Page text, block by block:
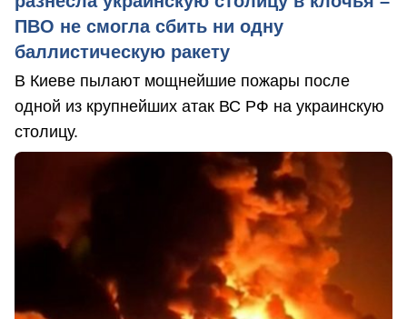
ПВО не смогла сбить ни одну
баллистическую ракету
В Киеве пылают мощнейшие пожары после
одной из крупнейших атак ВС РФ на украинскую
столицу.